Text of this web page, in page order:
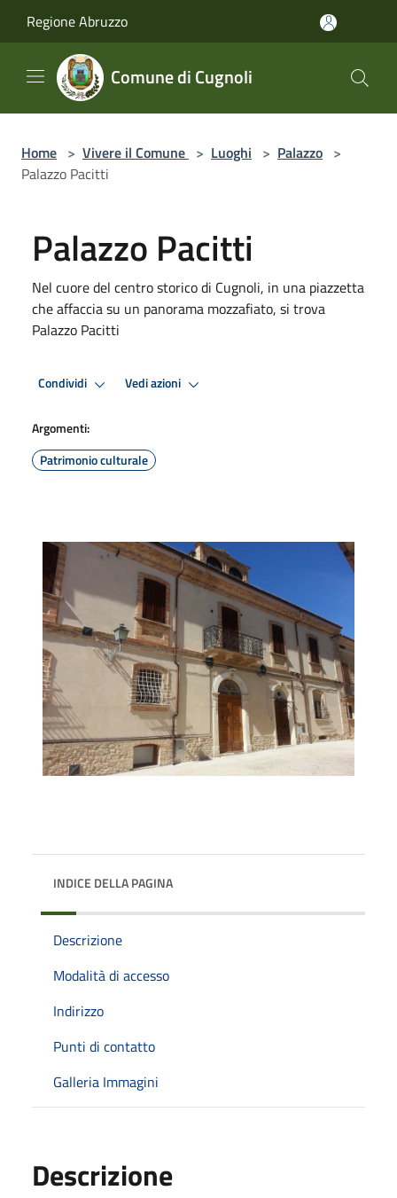
Regione Abruzzo
Comune di Cugnoli
Home > Vivere il Comune > Luoghi > Palazzo >
Palazzo Pacitti
Palazzo Pacitti
Nel cuore del centro storico di Cugnoli, in una piazzetta
che affaccia su un panorama mozzafiato, si trova
Palazzo Pacitti
Condividi Vedi azioni
Argomenti:
Patrimonio culturale
INDICE DELLA PAGINA
Descrizione
Modalità di accesso
Indirizzo
Punti di contatto
Galleria Immagini
Descrizione